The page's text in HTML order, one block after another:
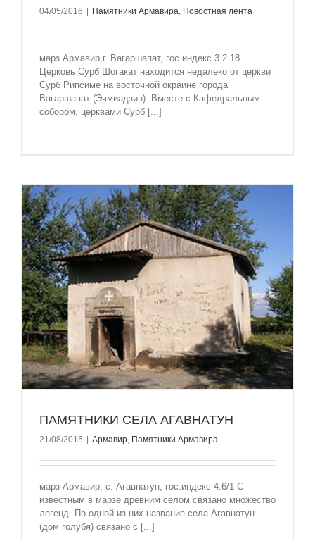
04/05/2016 Памятники Армавира, Новостная лента
марз Армавир,г. Вагаршапат, гос.индекс 3.2.18
Церковь Сурб Шогакат находится недалеко от церкви
Сурб Рипсиме на восточной окраине города
Вагаршапат (Эчмиадзин). Вместе с Кафедральным
собором, церквами Сурб [...]
ПАМЯТНИКИ СЕЛА АГАВНАТУН
21/08/2015 Армавир, Памятники Армавира
марз Армавир, с. Агавнатун, гос.индекс 4.6/1 С
известным в марзе древним селом связано множество
легенд. По одной из них название села Агавнатун
(дом голубя) связано с [...]